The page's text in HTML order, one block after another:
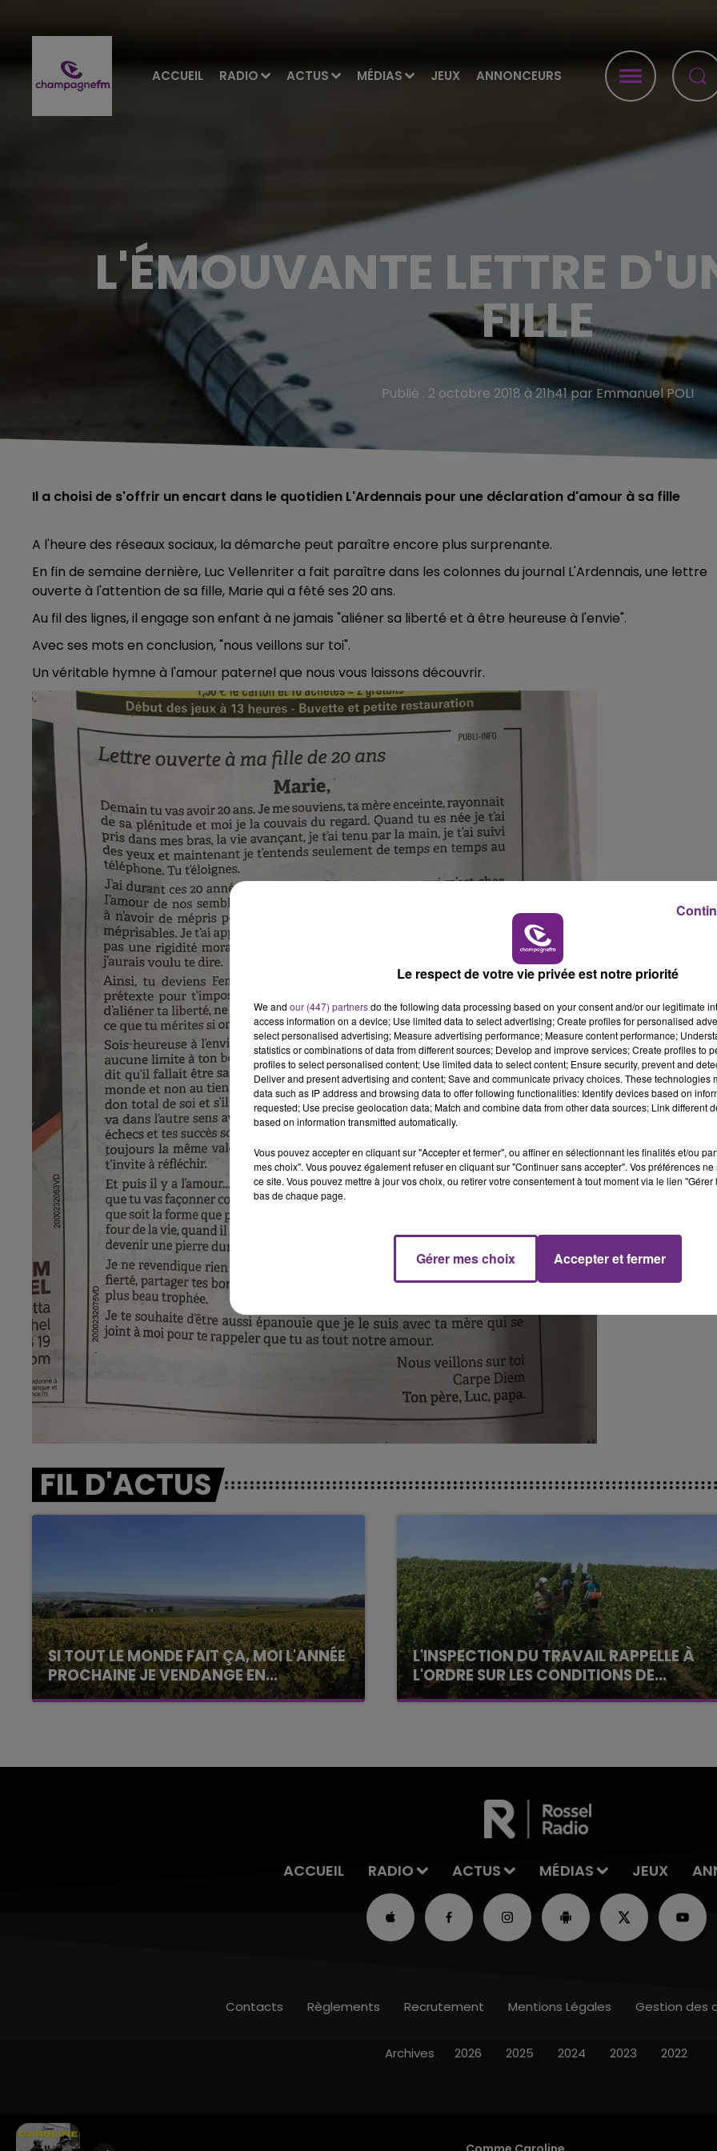
ACCUEIL RADIO ACTUS MÉDIAS JEUX ANNONCEURS
5h00 - 6h00
LE BEST OF DE LA FAMILLE
CHAMPAGNE FM
6h00 - 10h00
LA FAMILLE
L'ÉMOUVANTE LETTRE
FILLE
Publié : 2 octobre 2018 à 21h41 par Emmanuel POLI
Il a choisi de s'offrir un encart dans le quotidien L'Ardennais pour une déclaration d'amour à sa fille
A l'heure des réseaux sociaux, la démarche peut paraître encore plus surprenante.
En fin de semaine dernière, Luc Vellenriter a fait paraître dans les colonnes du journal L'Ardennais, une lettre
ouverte à l'attention de sa fille, Marie qui a fêté ses 20 ans.
Au fil des lignes, il engage son enfant à ne jamais "aliéner sa liberté et à être heureuse à l'envie".
Avec ses mots en conclusion, "nous veillons sur toi".
Un véritable hymne à l'amour paternel que nous vous laissons découvrir.
FIL D'ACTUS
SI TOUT LE MONDE FAIT ÇA, MOI L'ANNÉE
PROCHAINE JE VENDANGE EN...
La vendange en Champagne a débuté ce jeudi
L'INSPECTION DU TRAVAIL RAPPELLE À
L'ORDRE SUR LES CONDITIONS DE...
Alors que les dates de début des vendange
6h00 - 10h00
La Famille
10h00 - 14h00
LE TICKET DE CAISSE
14h00 - 15h00
ACCUEIL RADIO ACTUS MÉDIAS JEUX
Contacts Règlements Recrutement Mentions Légales Gestion des
Archives 2026 2025 2024 2023 2022
Le respect de votre vie privée est notre priorité
We and our (447) partnersdo the following data processing based on your consent and/or our legitimate
access information on a device; Use limited data to select advertising; Create profiles for personalised
select personalised advertising; Measure advertising performance; Measure content performance;
statistics or combinations of data from different sources; Develop and improve services; Create profiles to
profiles to select personalised content; Use limited data to select content; Ensure security, prevent and
Deliver and present advertising and content; Save and communicate privacy choices. These technologies
data such as IP address and browsing data to offer following functionalities: Identify devices based on
requested; Use precise geolocation data; Match and combine data from other data sources; Link different
based on information transmitted automatically.
Vous pouvez accepter en cliquant sur "Accepter et fermer", ou affiner en sélectionnant les finalités et/ou
mes choix". Vous pouvez également refuser en cliquant sur "Continuer sans accepter". Vos préférences
ce site. Vous pouvez mettre à jour vos choix, ou retirer votre consentement à tout moment via le lien
bas de chaque page.
Gérer mes choix Accepter et fermer